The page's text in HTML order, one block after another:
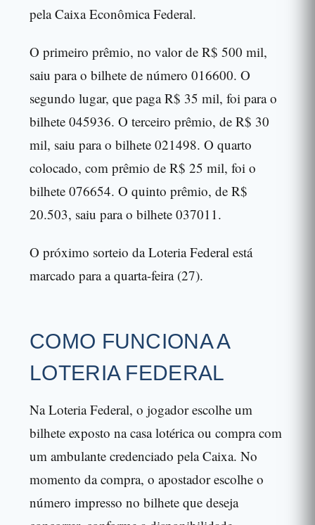
pela Caixa Econômica Federal.
O primeiro prêmio, no valor de R$ 500 mil,
saiu para o bilhete de número 016600. O
segundo lugar, que paga R$ 35 mil, foi para o
bilhete 045936. O terceiro prêmio, de R$ 30
mil, saiu para o bilhete 021498. O quarto
colocado, com prêmio de R$ 25 mil, foi o
bilhete 076654. O quinto prêmio, de R$
20.503, saiu para o bilhete 037011.
O próximo sorteio da Loteria Federal está
marcado para a quarta-feira (27).
COMO FUNCIONA A
LOTERIA FEDERAL
Na Loteria Federal, o jogador escolhe um
bilhete exposto na casa lotérica ou compra com
um ambulante credenciado pela Caixa. No
momento da compra, o apostador escolhe o
número impresso no bilhete que deseja